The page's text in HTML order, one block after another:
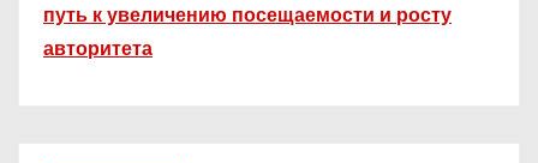
путь к увеличению посещаемости и росту
авторитета